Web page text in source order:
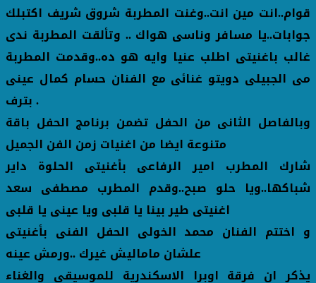
قوام..انت مين انت..وغنت المطربة شروق شريف اكتبلك
جوابات..يا مسافر وناسى هواك .. وتألقت المطربة ندى
غالب باغنيتى اطلب عنيا وايه هو ده..وقدمت المطربة
مى الجبيلى دويتو غنائى مع الفنان حسام كمال عينى
بترف .
وبالفاصل الثانى من الحفل تضمن برنامج الحفل باقة
متنوعة ايضا من اغنيات زمن الفن الجميل
شارك المطرب امير الرفاعى بأغنيتى الحلوة داير
شباكها..ويا حلو صبح..وقدم المطرب مصطفى سعد
اغنيتى طير بينا يا قلبى ويا عينى يا قلبى
و اختتم الفنان محمد الخولى الحفل الفنى بأغنيتى
علشان ماماليش غيرك ..ورمش عينه
يذكر ان فرقة اوبرا الاسكندرية للموسيقى والغناء